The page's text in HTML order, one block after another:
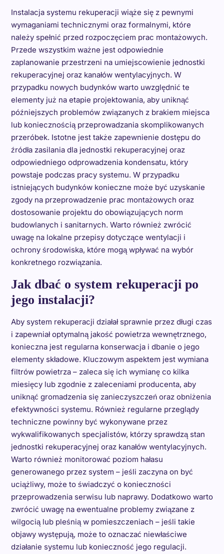
Instalacja systemu rekuperacji wiąże się z pewnymi
wymaganiami technicznymi oraz formalnymi, które
należy spełnić przed rozpoczęciem prac montażowych.
Przede wszystkim ważne jest odpowiednie
zaplanowanie przestrzeni na umiejscowienie jednostki
rekuperacyjnej oraz kanałów wentylacyjnych. W
przypadku nowych budynków warto uwzględnić te
elementy już na etapie projektowania, aby uniknąć
późniejszych problemów związanych z brakiem miejsca
lub koniecznością przeprowadzania skomplikowanych
przeróbek. Istotne jest także zapewnienie dostępu do
źródła zasilania dla jednostki rekuperacyjnej oraz
odpowiedniego odprowadzenia kondensatu, który
powstaje podczas pracy systemu. W przypadku
istniejących budynków konieczne może być uzyskanie
zgody na przeprowadzenie prac montażowych oraz
dostosowanie projektu do obowiązujących norm
budowlanych i sanitarnych. Warto również zwrócić
uwagę na lokalne przepisy dotyczące wentylacji i
ochrony środowiska, które mogą wpływać na wybór
konkretnego rozwiązania.
Jak dbać o system rekuperacji po
jego instalacji?
Aby system rekuperacji działał sprawnie przez długi czas
i zapewniał optymalną jakość powietrza wewnętrznego,
konieczna jest regularna konserwacja i dbanie o jego
elementy składowe. Kluczowym aspektem jest wymiana
filtrów powietrza – zaleca się ich wymianę co kilka
miesięcy lub zgodnie z zaleceniami producenta, aby
uniknąć gromadzenia się zanieczyszczeń oraz obniżenia
efektywności systemu. Również regularne przeglądy
techniczne powinny być wykonywane przez
wykwalifikowanych specjalistów, którzy sprawdzą stan
jednostki rekuperacyjnej oraz kanałów wentylacyjnych.
Warto również monitorować poziom hałasu
generowanego przez system – jeśli zaczyna on być
uciążliwy, może to świadczyć o konieczności
przeprowadzenia serwisu lub naprawy. Dodatkowo warto
zwrócić uwagę na ewentualne problemy związane z
wilgocią lub pleśnią w pomieszczeniach – jeśli takie
objawy występują, może to oznaczać niewłaściwe
działanie systemu lub konieczność jego regulacji.